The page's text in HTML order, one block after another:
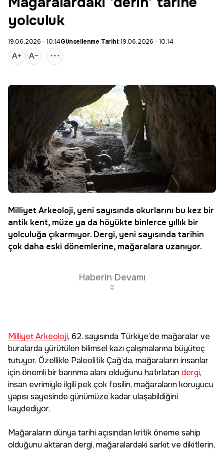
yolculuk
19.06.2026 - 10:14Güncellenme Tarihi:19.06.2026 - 10:14
Milliyet Arkeoloji, yeni sayısında okurlarını bu kez bir
antik kent, müze ya da höyükte binlerce yıllık bir
yolculuğa çıkarmıyor. Dergi, yeni sayısında tarihin
çok daha eski dönemlerine, mağaralara uzanıyor.
Haberin Devamı
Milliyet Arkeoloji, 62. sayısında Türkiye’de mağaralar ve
buralarda yürütülen bilimsel kazı çalışmalarına büyüteç
tutuyor. Özellikle Paleolitik Çağ’da, mağaraların insanlar
için önemli bir barınma alanı olduğunu hatırlatan dergi,
insan evrimiyle ilgili pek çok fosilin, mağaraların koruyucu
yapısı sayesinde günümüze kadar ulaşabildiğini
kaydediyor.
Mağaraların dünya tarihi açısından kritik öneme sahip
olduğunu aktaran dergi, mağaralardaki sarkıt ve dikitlerin,